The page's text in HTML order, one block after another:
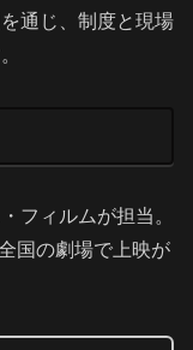
通じ、制度と現場
フィルムが担当。
国の劇場で上映が